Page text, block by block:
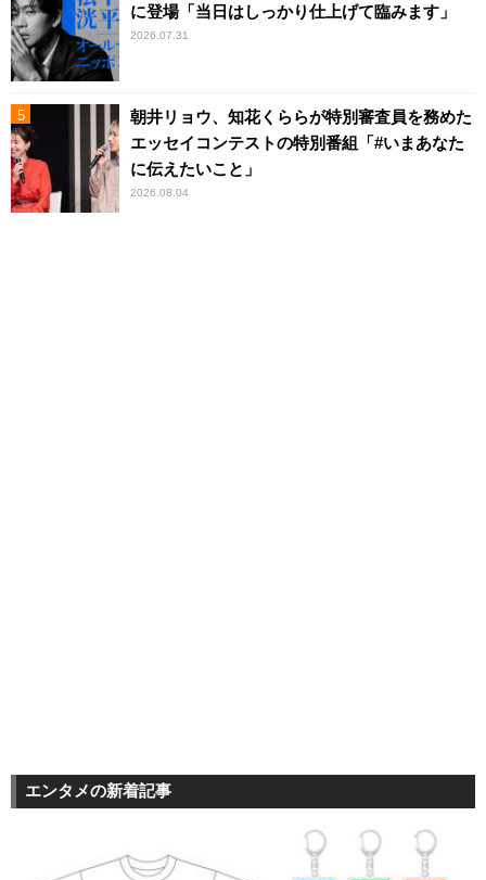
に登場「当日はしっかり仕上げて臨みます」
2026.07.31
朝井リョウ、知花くららが特別審査員を務めた
エッセイコンテストの特別番組「#いまあなた
に伝えたいこと」
2026.08.04
エンタメの新着記事